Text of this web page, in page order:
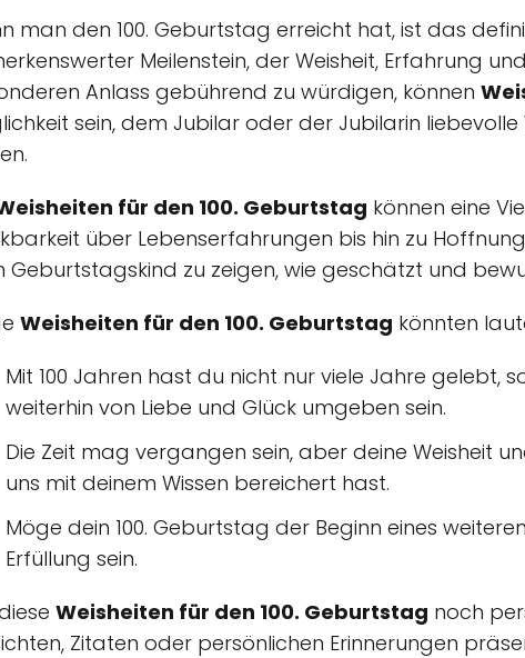
man den 100. Geburtstag erreicht hat, ist das
Meilenstein, der Weisheit, Erfahrung
Anlass gebührend zu würdigen, können
sein, dem Jubilar oder der Jubilarin
für den 100. Geburtstag können eine
über Lebenserfahrungen bis hin zu
Geburtstagskind zu zeigen, wie geschätzt und
Weisheiten für den 100. Geburtstag könnten
Mit 100 Jahren hast du nicht nur viele Jahre gelebt,
weiterhin von Liebe und Glück umgeben sein.
Die Zeit mag vergangen sein, aber deine Weisheit
uns mit deinem Wissen bereichert hast.
Möge dein 100. Geburtstag der Beginn eines
Erfüllung sein.
Weisheiten für den 100. Geburtstag noch
Zitaten oder persönlichen Erinnerungen